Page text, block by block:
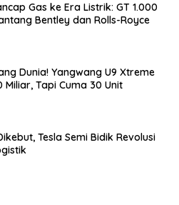
Gas ke Era Listrik: GT 1.000
Bentley dan Rolls-Royce
Dunia! Yangwang U9 Xtreme
Miliar, Tapi Cuma 30 Unit
Tesla Semi Bidik Revolusi